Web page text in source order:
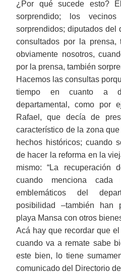
¿Por qué sucede esto?
sorprendido; los
sorprendidos; diputados del
consultados por la prensa,
obviamente nosotros,
por la prensa, también
Hacemos las consultas
tiempo en cuanto a
departamental, como por
Rafael, que decía de
característico de la zona
hechos históricos; cuando
de hacer la reforma en la
mismo: “La recuperación
cuando menciona
emblemáticos del
posibilidad ‒también han
playa Mansa con otros
Acá hay que recordar que
cuando va a remate sabe
este bien, lo tiene
comunicado del Directorio